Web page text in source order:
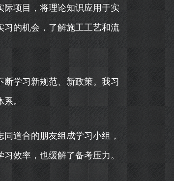
际项目，将理论知识应用于实
习的机会，了解施工工艺和流
学习新规范、新政策。我习
。
道合的朋友组成学习小组，
效率，也缓解了备考压力。